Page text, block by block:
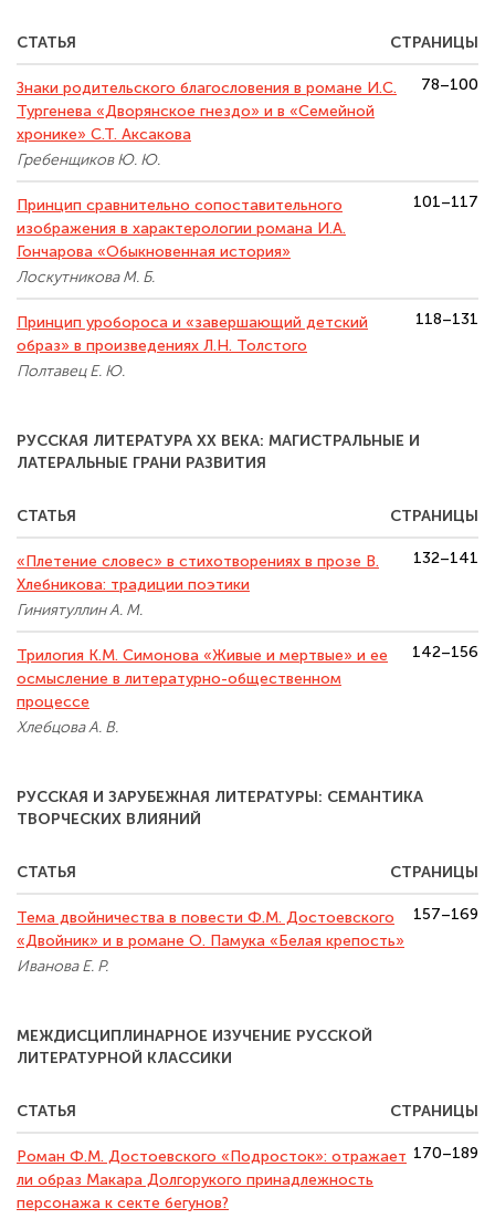
СТАТЬЯ СТРАНИЦЫ
Знаки родительского благословения в романе И.С.
Тургенева «Дворянское гнездо» и в «Семейной
хронике» С.Т. Аксакова
Гребенщиков Ю. Ю.
78–100
Принцип сравнительно сопоставительного
изображения в характерологии романа И.А.
Гончарова «Обыкновенная история»
Лоскутникова М. Б.
101–117
Принцип уробороса и «завершающий детский
образ» в произведениях Л.Н. Толстого
Полтавец Е. Ю.
118–131
РУССКАЯ ЛИТЕРАТУРА XX ВЕКА: МАГИСТРАЛЬНЫЕ И
ЛАТЕРАЛЬНЫЕ ГРАНИ РАЗВИТИЯ
СТАТЬЯ СТРАНИЦЫ
«Плетение словес» в стихотворениях в прозе В.
Хлебникова: традиции поэтики
Гиниятуллин А. М.
132–141
Трилогия К.М. Симонова «Живые и мертвые» и ее
осмысление в литературно-общественном
процессе
Хлебцова А. В.
142–156
РУССКАЯ И ЗАРУБЕЖНАЯ ЛИТЕРАТУРЫ: СЕМАНТИКА
ТВОРЧЕСКИХ ВЛИЯНИЙ
СТАТЬЯ СТРАНИЦЫ
Тема двойничества в повести Ф.М. Достоевского
«Двойник» и в романе О. Памука «Белая крепость»
Иванова Е. Р.
157–169
МЕЖДИСЦИПЛИНАРНОЕ ИЗУЧЕНИЕ РУССКОЙ
ЛИТЕРАТУРНОЙ КЛАССИКИ
СТАТЬЯ СТРАНИЦЫ
Роман Ф.М. Достоевского «Подросток»: отражает
ли образ Макара Долгорукого принадлежность
персонажа к секте бегунов?
170–189